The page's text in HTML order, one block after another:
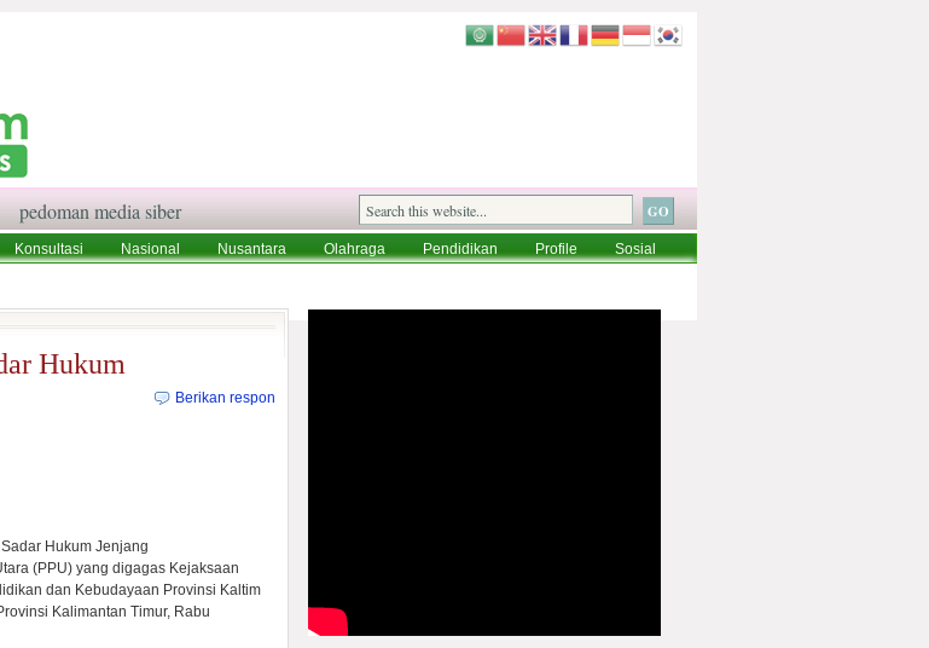
pedoman media siber
Konsultasi Nasional Nusantara Olahraga Pendidikan Profile
Sosial
Hukum
Berikan respon
Hukum Jenjang
(PPU) yang digagas Kejaksaan
dan Kebudayaan Provinsi Kaltim
Kalimantan Timur, Rabu